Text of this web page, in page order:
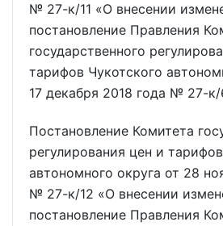
№ 27-к/11 «О внесении
постановление Правления
государственного
тарифов Чукотского
17 декабря 2018 года № 27-к/
Постановление Комитета
регулирования цен и
автономного округа от 28
№ 27-к/12 «О внесении
постановление Правления